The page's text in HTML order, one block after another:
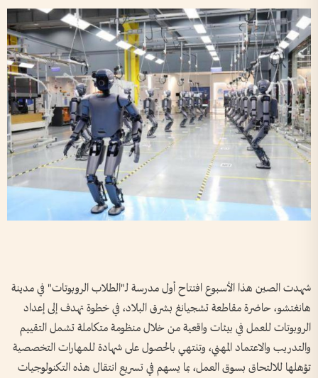
شهدت الصين هذا الأسبوع افتتاح أول مدرسة لـ"الطلاب الروبوتات" في مدينة
هانغتشو، حاضرة مقاطعة تشجيانغ بشرق البلاد، في خطوة تهدف إلى إعداد
الروبوتات للعمل في بيئات واقعية من خلال منظومة متكاملة تشمل التقييم
والتدريب والاعتماد المهني، وتنتهي بالحصول على شهادة للمهارات التخصصية
تؤهلها للالتحاق بسوق العمل، بما يسهم في تسريع انتقال هذه التكنولوجيات